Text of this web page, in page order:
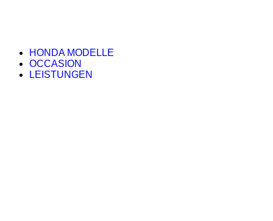
HONDA MODELLE
OCCASION
LEISTUNGEN